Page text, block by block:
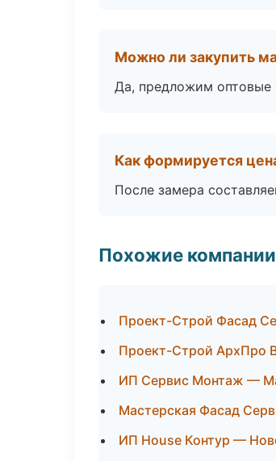
Можно ли закупить
Да, предложим оптовые
Как формируется
После замера
Похожие
Проект-Строй Фасад
Проект-Строй АрхПро
ИП Сервис Монтаж —
Мастерская Фасад
ИП House Контур —